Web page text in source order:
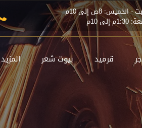
الخميس: 8ص إلى 10م
إلى 10م
قرميد بيوت شعر المزيد